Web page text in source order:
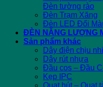
Đèn tường rào
Đèn Trạm Xăng
Đèn LED Đổi
ĐÈN NĂNG LƯỢNG
Sản phẩm khác
Dây điện chịu
Dây rút nhựa
Đầu cos – Đầu
Kẹp IPC
Quạt hút – Quạt